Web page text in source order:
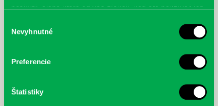
poskytli, alebo ktoré od vás získali, keď ste používali ich
súhlasu
Nevyhnutné
Preferencie
Štatistiky
cyklistu modernej doby:
nezastaviteľný